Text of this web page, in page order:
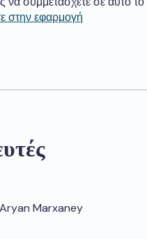
στην εφαρμογή
Aryan Marxaney